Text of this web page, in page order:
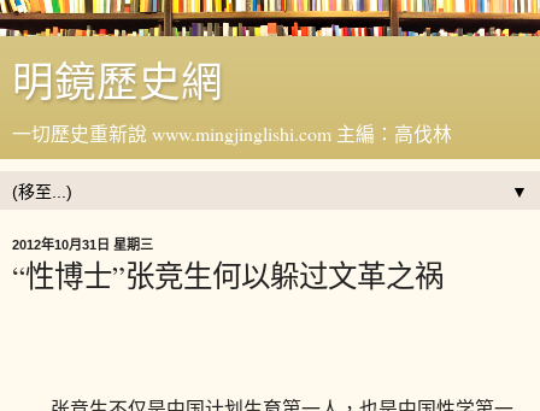
明鏡歷史網
一切歷史重新說 www.mingjinglishi.com 主編：高伐林
▼
2012年10月31日 星期三
“性博士”张竞生何以躲过文革之祸